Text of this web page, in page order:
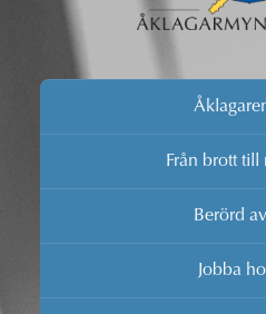
Från brott till
Berörd
Jobba